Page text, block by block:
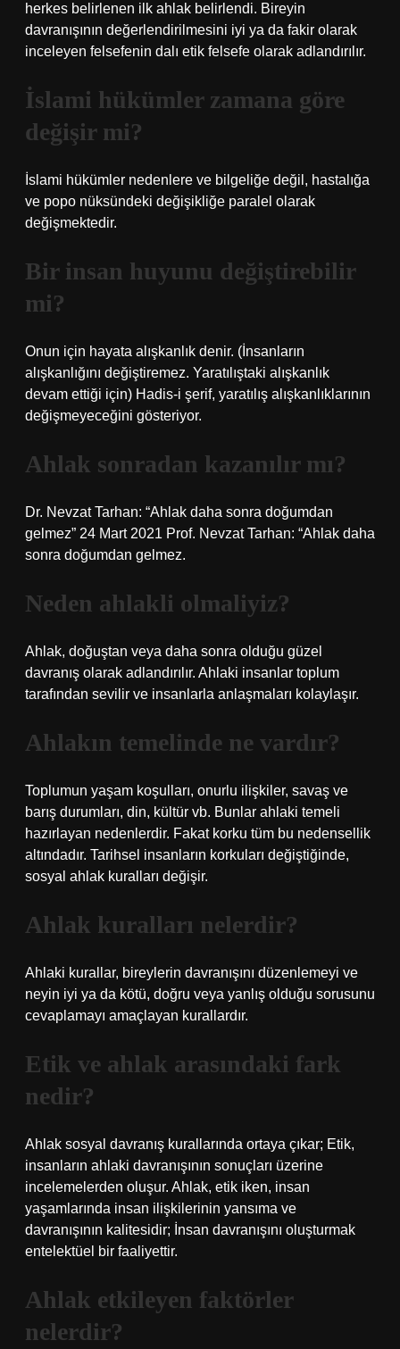
herkes belirlenen ilk ahlak belirlendi. Bireyin
davranışının değerlendirilmesini iyi ya da fakir olarak
inceleyen felsefenin dalı etik felsefe olarak adlandırılır.
İslami hükümler zamana göre
değişir mi?
İslami hükümler nedenlere ve bilgeliğe değil, hastalığa
ve popo nüksündeki değişikliğe paralel olarak
değişmektedir.
Bir insan huyunu değiştirebilir
mi?
Onun için hayata alışkanlık denir. (İnsanların
alışkanlığını değiştiremez. Yaratılıştaki alışkanlık
devam ettiği için) Hadis-i şerif, yaratılış alışkanlıklarının
değişmeyeceğini gösteriyor.
Ahlak sonradan kazanılır mı?
Dr. Nevzat Tarhan: “Ahlak daha sonra doğumdan
gelmez” 24 Mart 2021 Prof. Nevzat Tarhan: “Ahlak daha
sonra doğumdan gelmez.
Neden ahlakli olmaliyiz?
Ahlak, doğuştan veya daha sonra olduğu güzel
davranış olarak adlandırılır. Ahlaki insanlar toplum
tarafından sevilir ve insanlarla anlaşmaları kolaylaşır.
Ahlakın temelinde ne vardır?
Toplumun yaşam koşulları, onurlu ilişkiler, savaş ve
barış durumları, din, kültür vb. Bunlar ahlaki temeli
hazırlayan nedenlerdir. Fakat korku tüm bu nedensellik
altındadır. Tarihsel insanların korkuları değiştiğinde,
sosyal ahlak kuralları değişir.
Ahlak kuralları nelerdir?
Ahlaki kurallar, bireylerin davranışını düzenlemeyi ve
neyin iyi ya da kötü, doğru veya yanlış olduğu sorusunu
cevaplamayı amaçlayan kurallardır.
Etik ve ahlak arasındaki fark
nedir?
Ahlak sosyal davranış kurallarında ortaya çıkar; Etik,
insanların ahlaki davranışının sonuçları üzerine
incelemelerden oluşur. Ahlak, etik iken, insan
yaşamlarında insan ilişkilerinin yansıma ve
davranışının kalitesidir; İnsan davranışını oluşturmak
entelektüel bir faaliyettir.
Ahlak etkileyen faktörler
nelerdir?